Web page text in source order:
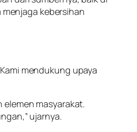
kebersihan
mendukung upaya
masyarakat.
ujarnya.